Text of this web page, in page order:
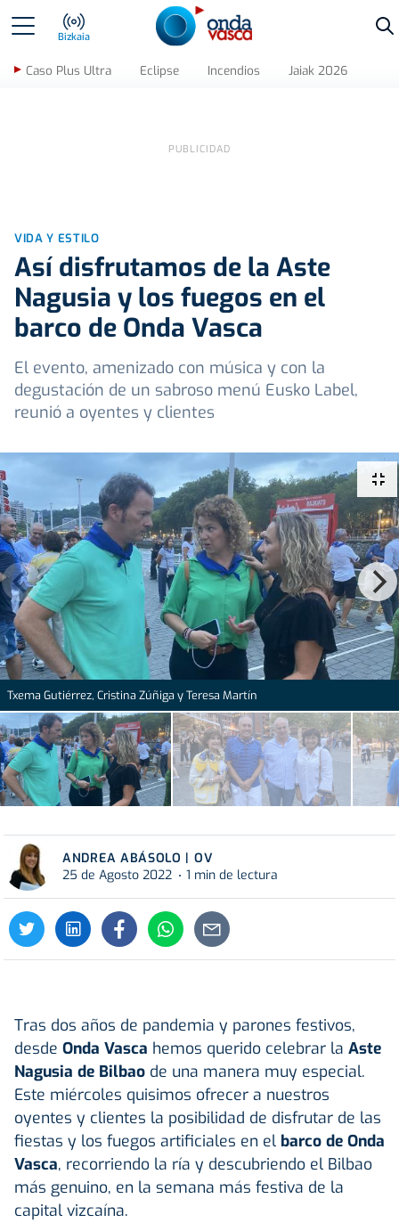
Bizkaia
Caso Plus Ultra Eclipse Incendios Jaiak 2026
VIDA Y ESTILO
Así disfrutamos de la Aste
Nagusia y los fuegos en el
barco de Onda Vasca
El evento, amenizado con música y con la
degustación de un sabroso menú Eusko Label,
reunió a oyentes y clientes
Txema Gutiérrez, Cristina Zúñiga y Teresa Martín
ANDREA ABÁSOLO | OV
25 de Agosto 2022
1 min de lectura
Tras dos años de pandemia y parones festivos,
desde Onda Vasca hemos querido celebrar la Aste
Nagusia de Bilbao de una manera muy especial.
Este miércoles quisimos ofrecer a nuestros
oyentes y clientes la posibilidad de disfrutar de las
fiestas y los fuegos artificiales en el barco de Onda
Vasca, recorriendo la ría y descubriendo el Bilbao
más genuino, en la semana más festiva de la
capital vizcaína.